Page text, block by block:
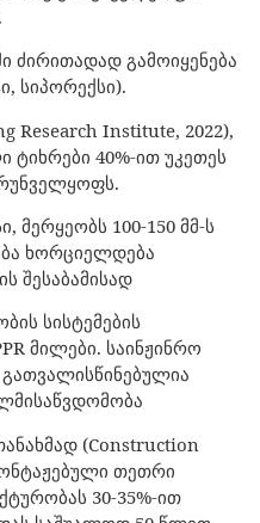
ძირითადად გამოიყენება
სიპორექსი).
Research Institute, 2022),
ტიხრები 40%-ით უკეთეს
მერყეობს 100-150 მმ-ს
ხორციელდება
შესაბამისად
სისტემების
მილები. საინჟინრო
გათვალისწინებულია
(Construction
თეთრი
30-35%-ით